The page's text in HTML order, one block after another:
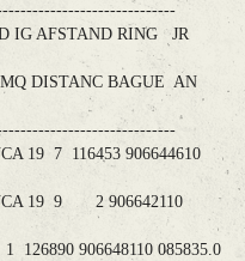
RING JR
BAGUE AN
19 7 116453 906644610
19 9 2 906642110
906648110 085835.0